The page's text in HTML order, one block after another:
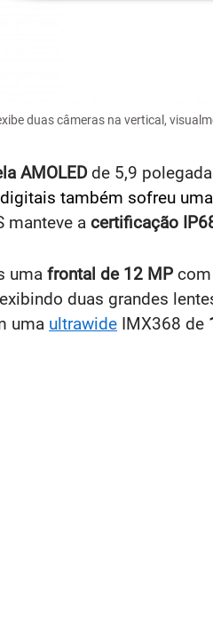
duas câmeras na vertical,
AMOLEDde 5,9
também sofreu
manteve a certificação
uma frontal de 12 MP
duas grandes
uma ultrawide IMX368 de